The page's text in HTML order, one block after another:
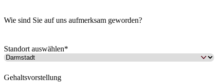
Wie sind Sie auf uns aufmerksam geworden?
Standort auswählen*
Gehaltsvorstellung